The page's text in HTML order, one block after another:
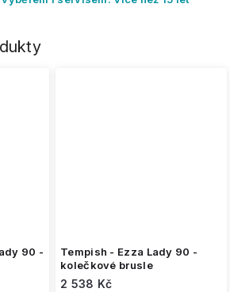
90 -
Tempish - Ezza Lady 90 -
kolečkové brusle
2 538 Kč